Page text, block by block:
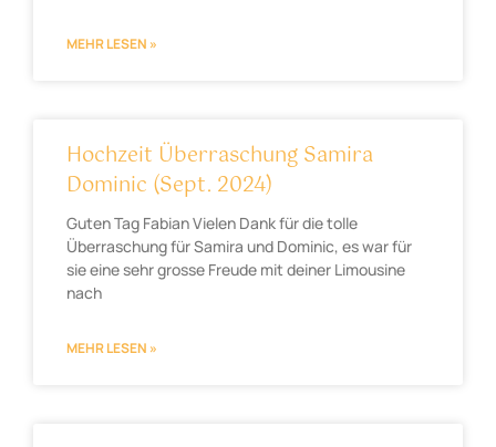
MEHR LESEN »
Hochzeit Überraschung Samira
Dominic (Sept. 2024)
Guten Tag Fabian Vielen Dank für die tolle
Überraschung für Samira und Dominic, es war für
sie eine sehr grosse Freude mit deiner Limousine
nach
MEHR LESEN »